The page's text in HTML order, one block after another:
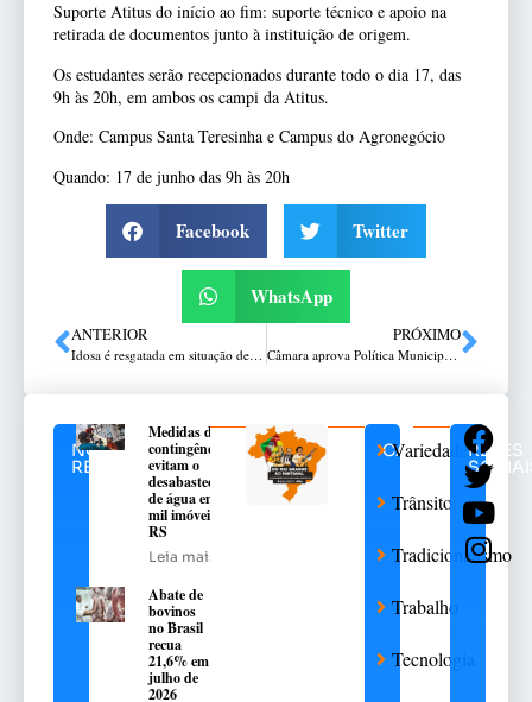
Suporte Atitus do início ao fim: suporte técnico e apoio na
retirada de documentos junto à instituição de origem.
Os estudantes serão recepcionados durante todo o dia 17, das
9h às 20h, em ambos os campi da Atitus.
Onde: Campus Santa Teresinha e Campus do Agronegócio
Quando: 17 de junho das 9h às 20h
Facebook Twitter
WhatsApp
ANTERIOR
Idosa é resgatada em situação de extrema vulnerabilidade em Passo Fundo
PRÓXIMO
Câmara aprova Política Municipal de Combate à Intolerância Religiosa
NOTÍCIAS
RELACIONADAS
Medidas de
contingência
evitam o
desabastecimento
de água em 376
mil imóveis no
RS
Leia mais
Abate de
bovinos
no Brasil
recua
21,6% em
julho de
2026
CATEGORIAS
Variedades
Trânsito
Tradicionalismo
Trabalho
Tecnologia
REDES